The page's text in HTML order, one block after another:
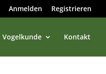
Anmelden Registrieren
Vogelkunde Kontakt